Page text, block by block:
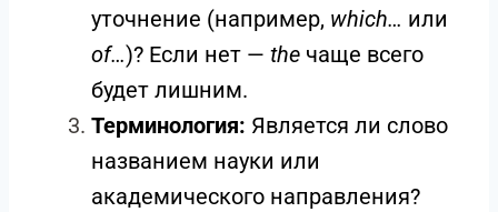
уточнение (например, which… или
of…)? Если нет — the чаще всего
будет лишним.
Терминология: Является ли слово
названием науки или
академического направления?